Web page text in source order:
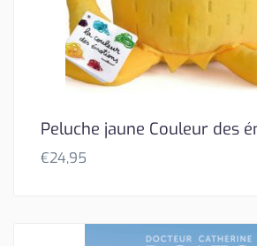
Peluche jaune Couleur des
€24,95